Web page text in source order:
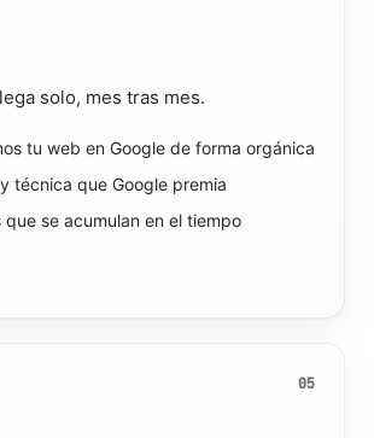
solo, mes tras mes.
tu web en Google de forma orgánica
técnica que Google premia
que se acumulan en el tiempo
05